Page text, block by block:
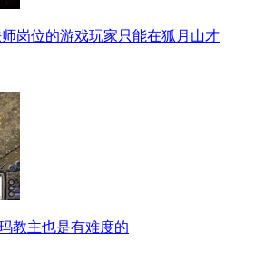
岗位的游戏玩家只能在狐月山才
教主也是有难度的